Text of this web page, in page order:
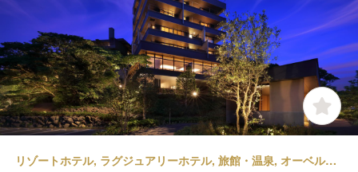
リゾートホテル, ラグジュアリーホテル, 旅館・温泉, オーベルジュ | 管理部門 | 事務・総務・経理・人事 | はなしぶきリゾート 本社